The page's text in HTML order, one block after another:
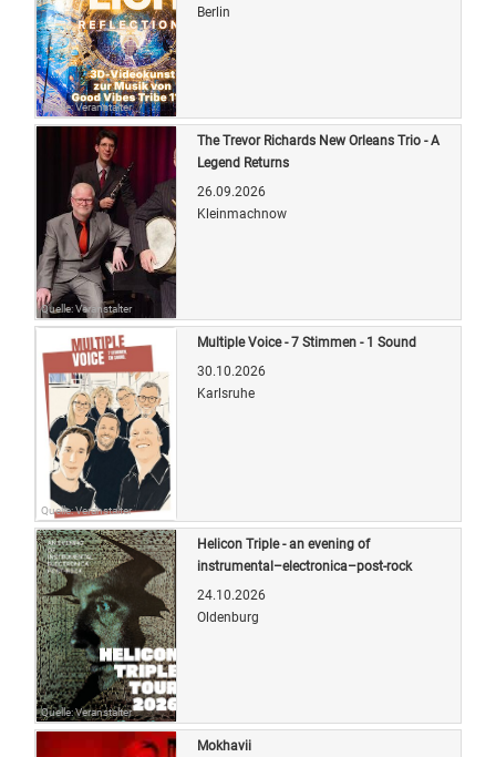
Quelle: Veranstalter
Berlin
Quelle: Veranstalter
The Trevor Richards New Orleans Trio - A
Legend Returns
26.09.2026
Kleinmachnow
Quelle: Veranstalter
Multiple Voice - 7 Stimmen - 1 Sound
30.10.2026
Karlsruhe
Quelle: Veranstalter
Helicon Triple - an evening of
instrumental–electronica–post-rock
24.10.2026
Oldenburg
Mokhavii